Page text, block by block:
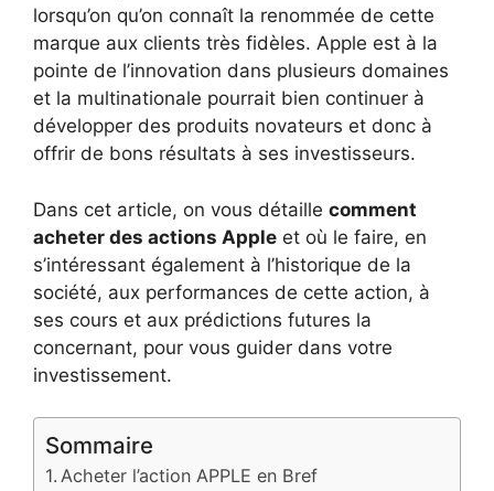
lorsqu’on qu’on connaît la renommée de cette
marque aux clients très fidèles. Apple est à la
pointe de l’innovation dans plusieurs domaines
et la multinationale pourrait bien continuer à
développer des produits novateurs et donc à
offrir de bons résultats à ses investisseurs.
Dans cet article, on vous détaille comment
acheter des actions Apple et où le faire, en
s’intéressant également à l’historique de la
société, aux performances de cette action, à
ses cours et aux prédictions futures la
concernant, pour vous guider dans votre
investissement.
Sommaire
Acheter l’action APPLE en Bref